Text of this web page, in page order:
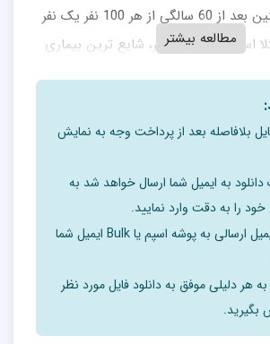
مسن است. در سنین بعد از 60 سالگی از هر 100 نفر یک نفر
است. بعد از آلزایمر، شایع ترین بیماری
در جسم سیاه از بین می روند.
برای اولین بار توسط دانشمند بریتانیایی
دکتر جیمز پارکینسون در سال 1817 توصیف شد. او نام این
نامید.
حالت چهره
مطالعه بیشتر
بلافاصله بعد از پرداخت وجه به نمایش
به ایمیل شما ارسال خواهد شد به
را به دقت وارد نمایید.
ممکن است ایمیل ارسالی به پوشه اسپم یا Bulk ایمیل شما
هر دلیلی موفق به دانلود فایل مورد نظر
بگیرید.